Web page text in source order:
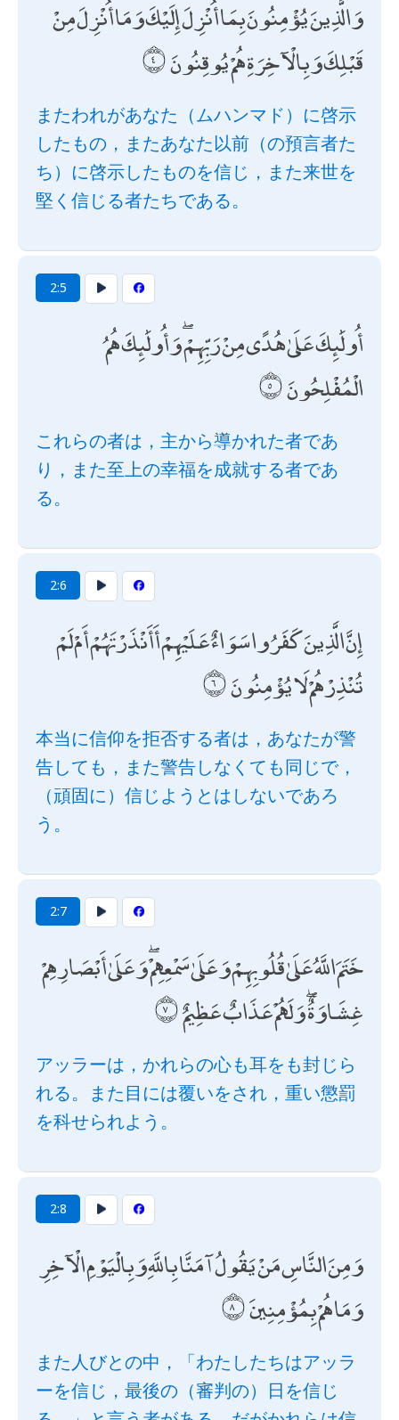
وَالَّذِينَ يُؤْمِنُونَ بِمَا أُنْزِلَ إِلَيْكَ وَمَا أُنْزِلَ مِنْ
قَبْلِكَ وَبِالْآخِرَةِ هُمْ يُوقِنُونَ
またわれがあなた（ムハンマド）に啓示
したもの，またあなた以前（の預言者た
ち）に啓示したものを信じ，また来世を
堅く信じる者たちである。
2:5
أُولَٰئِكَ عَلَىٰ هُدًى مِنْ رَبِّهِمْ ۖ وَأُولَٰئِكَ هُمُ
الْمُفْلِحُونَ
これらの者は，主から導かれた者であ
り，また至上の幸福を成就する者であ
る。
2:6
إِنَّ الَّذِينَ كَفَرُوا سَوَاءٌ عَلَيْهِمْ أَأَنْذَرْتَهُمْ أَمْ لَمْ
تُنْذِرْهُمْ لَا يُؤْمِنُونَ
本当に信仰を拒否する者は，あなたが警
告しても，また警告しなくても同じで，
（頑固に）信じようとはしないであろ
う。
2:7
خَتَمَ اللَّهُ عَلَىٰ قُلُوبِهِمْ وَعَلَىٰ سَمْعِهِمْ ۖ وَعَلَىٰ أَبْصَارِهِمْ
غِشَاوَةٌ ۖ وَلَهُمْ عَذَابٌ عَظِيمٌ
アッラーは，かれらの心も耳をも封じら
れる。また目には覆いをされ，重い懲罰
を科せられよう。
2:8
وَمِنَ النَّاسِ مَنْ يَقُولُ آمَنَّا بِاللَّهِ وَبِالْيَوْمِ الْآخِرِ
وَمَا هُمْ بِمُؤْمِنِينَ
また人びとの中，「わたしたちはアッラ
ーを信じ，最後の（審判の）日を信じ